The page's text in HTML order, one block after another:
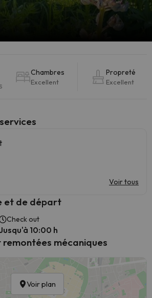
Chambres
Excellent
Propreté
Excellent
Voir tous
et de départ
Check out
10:00 h
mécaniques
Voir plan